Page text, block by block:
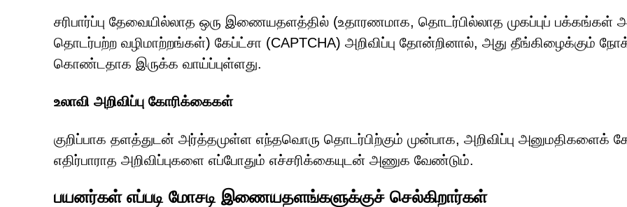
சரிபார்ப்பு தேவையில்லாத ஒரு இணையதளத்தில் (உதாரணமாக, தொடர்பில்லாத முகப்புப் பக்கங்கள்
தொடர்பற்ற வழிமாற்றங்கள்) கேப்ட்சா (CAPTCHA) அறிவிப்பு தோன்றினால், அது தீங்கிழைக்கும்
கொண்டதாக இருக்க வாய்ப்புள்ளது.
உலாவி அறிவிப்பு கோரிக்கைகள்
குறிப்பாக தளத்துடன் அர்த்தமுள்ள எந்தவொரு தொடர்பிற்கும் முன்பாக, அறிவிப்பு அனுமதிகளைக்
எதிர்பாராத அறிவிப்புகளை எப்போதும் எச்சரிக்கையுடன் அணுக வேண்டும்.
பயனர்கள் எப்படி மோசடி இணையதளங்களுக்குச் செல்கிறார்கள்